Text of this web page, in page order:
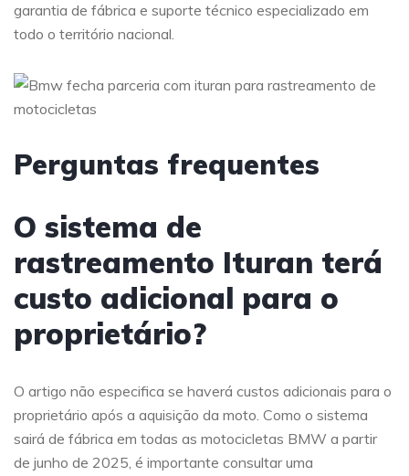
garantia de fábrica e suporte técnico especializado em
todo o território nacional.
Perguntas frequentes
O sistema de
rastreamento Ituran terá
custo adicional para o
proprietário?
O artigo não especifica se haverá custos adicionais para o
proprietário após a aquisição da moto. Como o sistema
sairá de fábrica em todas as motocicletas BMW a partir
de junho de 2025, é importante consultar uma